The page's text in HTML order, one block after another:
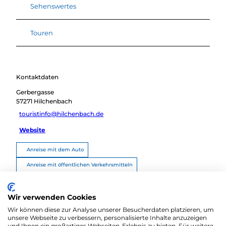
Sehenswertes
Touren
Kontaktdaten
Gerbergasse
57271 Hilchenbach
touristinfo@hilchenbach.de
Website
Anreise mit dem Auto
Anreise mit öffentlichen Verkehrsmitteln
Wir verwenden Cookies
Wir können diese zur Analyse unserer Besucherdaten platzieren, um
unsere Webseite zu verbessern, personalisierte Inhalte anzuzeigen